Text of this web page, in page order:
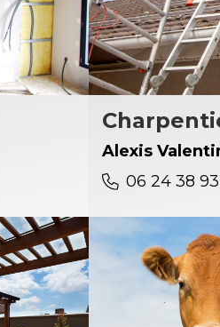
Alexis
06 24 38